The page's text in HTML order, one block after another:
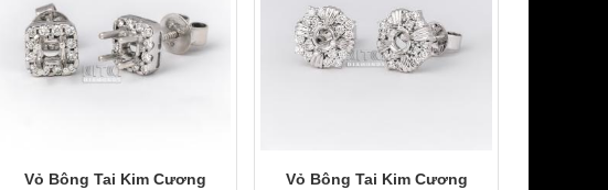
Vỏ Bông Tai Kim Cương Vỏ Bông Tai Kim Cương